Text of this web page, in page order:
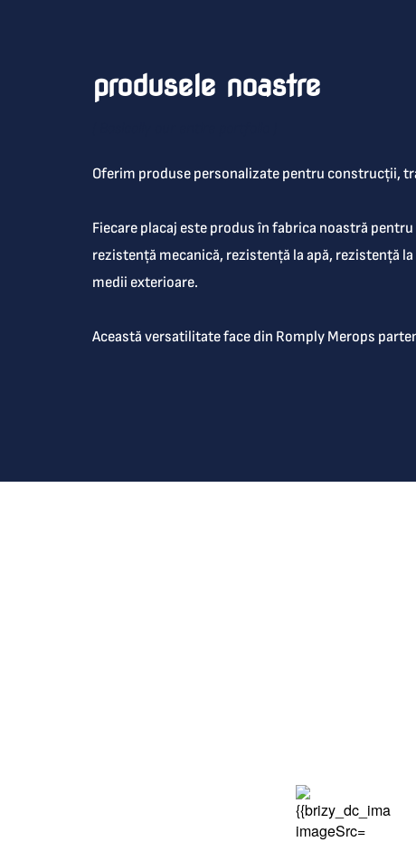
produsele noastre
Oferim produse personalizate pentru construcții,
Fiecare placaj este produs în fabrica noastră
rezistență mecanică, rezistență la apă, rezistență
medii exterioare.
Această versatilitate face din Romply Merops